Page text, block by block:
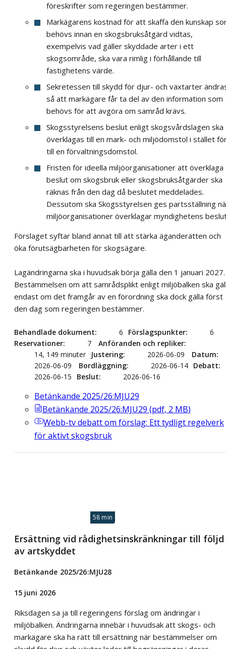
föreskrifter som regeringen bestämmer.
Markägarens kostnad för att skaffa den kunskap
behövs innan en skogsbruksåtgärd vidtas,
exempelvis vad gäller skyddade arter i ett
skogsområde, ska vara rimlig i förhållande till
fastighetens värde.
Sekretessen till skydd för djur- och växtarter
så att markägare får ta del av den information som
behövs för att avgöra om samråd krävs.
Skogsstyrelsens beslut enligt skogsvårdslagen ska
överklagas till en mark- och miljödomstol i stället
till en förvaltningsdomstol.
Fristen för ideella miljöorganisationer att överklaga
beslut om skogsbruk eller skogsbruksåtgärder ska
räknas från den dag då beslutet meddelades.
Dessutom ska Skogsstyrelsen ges partsställning
miljöorganisationer överklagar myndighetens
Förslaget syftar bland annat till att stärka äganderätten och
öka förutsägbarheten för skogsägare.
Lagändringarna ska i huvudsak börja gälla den 1 januari 2027.
Bestämmelsen om att samrådsplikt enligt miljöbalken ska
endast om det framgår av en förordning ska dock gälla först
den dag som regeringen bestämmer.
Behandlade dokument 6 Förslagspunkter
6
Reservationer
7
Anföranden och repliker
14, 149 minuter
Justering 2026-06-09
Datum
2026-06-09
Bordläggning 2026-06-14 Debatt
2026-06-15
Beslut 2026-06-16
Betänkande 2025/26:MJU29
Betänkande 2025/26:MJU29 (pdf, 2 MB)
Webb-tvdebatt om förslag: Ett tydligt regelverk
för aktivt skogsbruk
58 min
Ersättning vid rådighetsinskränkningar till följd
av artskyddet
Betänkande 2025/26:MJU28
15 juni 2026
Riksdagen sa ja till regeringens förslag om ändringar i
miljöbalken. Ändringarna innebär i huvudsak att skogs- och
markägare ska ha rätt till ersättning när bestämmelser om